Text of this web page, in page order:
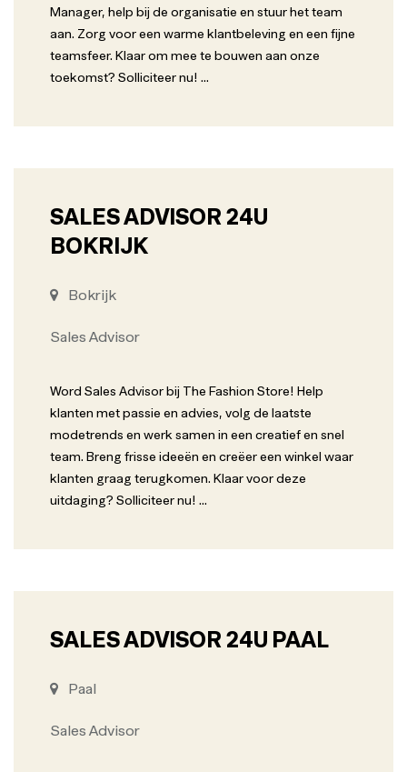
Manager, help bij de organisatie en stuur het team
aan. Zorg voor een warme klantbeleving en een fijne
teamsfeer. Klaar om mee te bouwen aan onze
toekomst? Solliciteer nu! ...
SALES ADVISOR 24U
BOKRIJK
Bokrijk
Sales Advisor
Word Sales Advisor bij The Fashion Store! Help
klanten met passie en advies, volg de laatste
modetrends en werk samen in een creatief en snel
team. Breng frisse ideeën en creëer een winkel waar
klanten graag terugkomen. Klaar voor deze
uitdaging? Solliciteer nu! ...
SALES ADVISOR 24U PAAL
Paal
Sales Advisor